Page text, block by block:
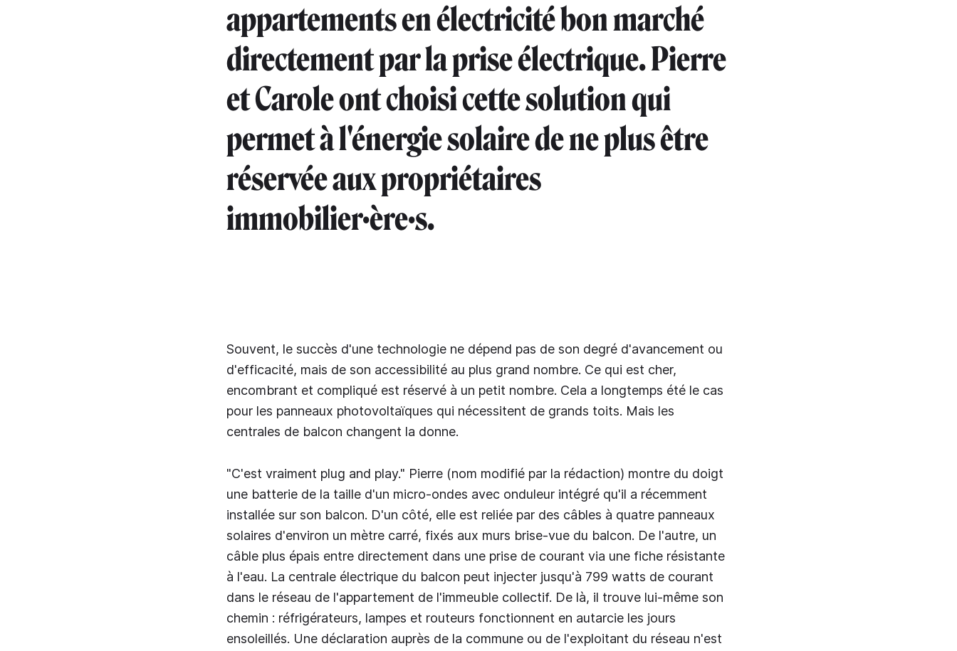
appartements en électricité bon marché
directement par la prise électrique. Pierre
et Carole ont choisi cette solution qui
permet à l'énergie solaire de ne plus être
réservée aux propriétaires
immobilier·ère·s.
Souvent, le succès d'une technologie ne dépend pas de son degré d'avancement ou
d'efficacité, mais de son accessibilité au plus grand nombre. Ce qui est cher,
encombrant et compliqué est réservé à un petit nombre. Cela a longtemps été le cas
pour les panneaux photovoltaïques qui nécessitent de grands toits. Mais les
centrales de balcon changent la donne.
"C'est vraiment plug and play." Pierre (nom modifié par la rédaction) montre du doigt
une batterie de la taille d'un micro-ondes avec onduleur intégré qu'il a récemment
installée sur son balcon. D'un côté, elle est reliée par des câbles à quatre panneaux
solaires d'environ un mètre carré, fixés aux murs brise-vue du balcon. De l'autre, un
câble plus épais entre directement dans une prise de courant via une fiche résistante
à l'eau. La centrale électrique du balcon peut injecter jusqu'à 799 watts de courant
dans le réseau de l'appartement de l'immeuble collectif. De là, il trouve lui-même son
chemin : réfrigérateurs, lampes et routeurs fonctionnent en autarcie les jours
ensoleillés. Une déclaration auprès de la commune ou de l'exploitant du réseau n'est